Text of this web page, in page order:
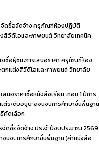
จัดซื้อจัดจ้าง ครุภัณฑ์ห้องปฎิบัติ
วีดีโอและภาพยนต์ วิทยาลัยเทคนิค
ยชื่อผู้ชนะการเสนอราคา ครุภัณฑ์ห้อง
กแต่งสีวีดีโอและภาพยนต์ วิทยาลัย
สนอราคาซื้อหนังสือเรียน เทอม 1 ปีการ
ต่ระดับอนุบาลจนจบการศึกษาขั้นพื้นฐาน
คัดเลือก
จัดซื้อจัดจ้าง ประจำปีงบประมาณ 2569
จนจบการศึกษาขั้นพื้นฐาน (ค่าหนังสือ